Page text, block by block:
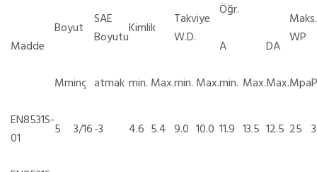
Madde
Boyut
SAE
BoyutuKimlik
Takviye
W.D.
Öğr.
Maks.
WP
A
DA
Mminç atmak min. Max.min. Max.min. Max.Max.Mpa
EN8531S-
01
5 3/16-3 4.6 5.4 9.0 10.0 11.9 13.5 12.5 25